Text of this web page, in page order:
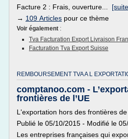
Facture 2 : Frais, ouverture...
→ 109 Articles pour ce thème
Voir également :
Tva Facturation Export Livraison
Facturation Tva Export Suisse
REMBOURSEMENT TVA A L
comptanoo.com -
frontières de l’UE
L'exportation hors des frontières
Publié le 05/10/2015 - Modifié le
Les entreprises françaises qui